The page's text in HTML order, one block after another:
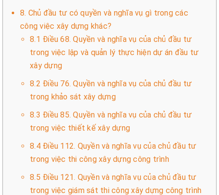
8. Chủ đầu tư có quyền và nghĩa vụ gì trong các
công việc xây dựng khác?
8.1 Điều 68. Quyền và nghĩa vụ của chủ đầu tư
trong việc lập và quản lý thực hiện dự án đầu tư
xây dựng
8.2 Điều 76. Quyền và nghĩa vụ của chủ đầu tư
trong khảo sát xây dựng
8.3 Điều 85. Quyền và nghĩa vụ của chủ đầu tư
trong việc thiết kế xây dựng
8.4 Điều 112. Quyền và nghĩa vụ của chủ đầu tư
trong việc thi công xây dựng công trình
8.5 Điều 121. Quyền và nghĩa vụ của chủ đầu tư
trong việc giám sát thi công xây dựng công trình